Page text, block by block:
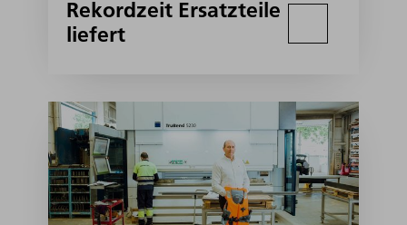
Rekordzeit Ersatzteile
liefert